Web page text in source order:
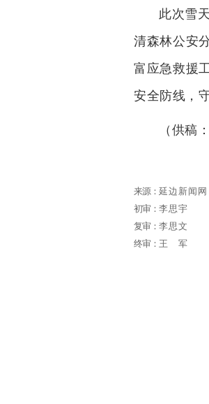
此次雪
清森林公安
富应急救援
安全防线，
（供稿
来源： 延边新闻网
初审： 李思宇
复审： 李思文
终审： 王军